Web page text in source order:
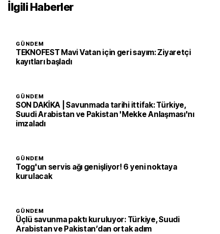
İlgili Haberler
GÜNDEM
TEKNOFEST Mavi Vatan için geri sayım: Ziyaretçi
kayıtları başladı
GÜNDEM
SON DAKİKA | Savunmada tarihi ittifak: Türkiye,
Suudi Arabistan ve Pakistan 'Mekke Anlaşması'nı
imzaladı
GÜNDEM
Togg'un servis ağı genişliyor! 6 yeni noktaya
kurulacak
GÜNDEM
Üçlü savunma paktı kuruluyor: Türkiye, Suudi
Arabistan ve Pakistan’dan ortak adım